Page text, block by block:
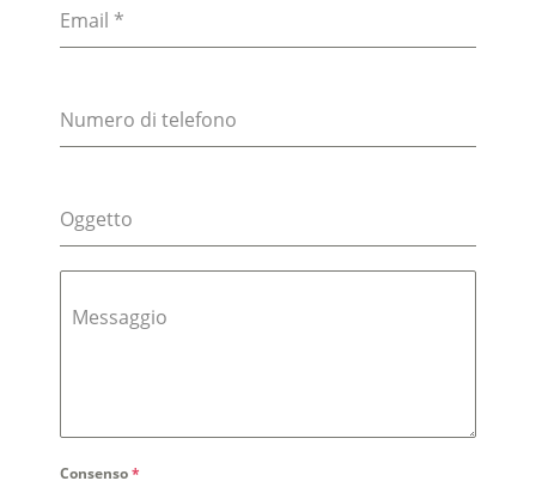
Email *
Numero di telefono
Oggetto
Messaggio
Consenso*